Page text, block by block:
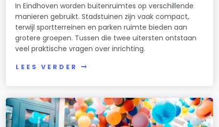
In Eindhoven worden buitenruimtes op verschillende
manieren gebruikt. Stadstuinen zijn vaak compact,
terwijl sportterreinen en parken ruimte bieden aan
grotere groepen. Tussen die twee uitersten ontstaan
veel praktische vragen over inrichting.
LEES VERDER